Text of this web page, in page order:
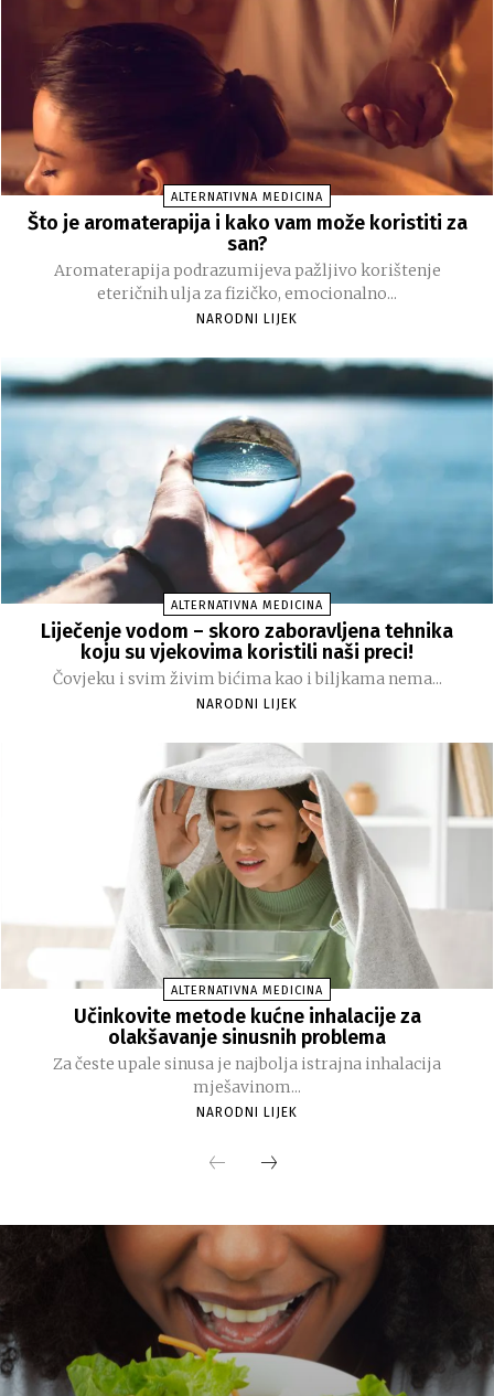
ALTERNATIVNA MEDICINA
Što je aromaterapija i kako vam može koristiti za
san?
Aromaterapija podrazumijeva pažljivo korištenje
eteričnih ulja za fizičko, emocionalno...
NARODNI LIJEK
ALTERNATIVNA MEDICINA
Liječenje vodom – skoro zaboravljena tehnika
koju su vjekovima koristili naši preci!
Čovjeku i svim živim bićima kao i biljkama nema...
NARODNI LIJEK
ALTERNATIVNA MEDICINA
Učinkovite metode kućne inhalacije za
olakšavanje sinusnih problema
Za česte upale sinusa je najbolja istrajna inhalacija
mješavinom...
NARODNI LIJEK